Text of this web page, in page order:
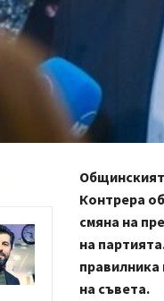
Контрера
смяна на
на
на съвета.